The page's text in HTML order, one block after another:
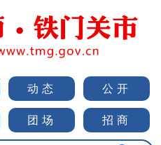
动态 公开
团场 招商